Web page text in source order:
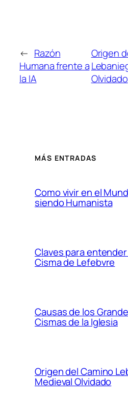
← Razón
Humana frente a
la IA
Origen
Olvidado
MÁS ENTRADAS
Como vivir en el
siendo Humanista
Claves para
Cisma de Lefebvre
Causas de los
Cismas de la Iglesia
Origen del Camino
Medieval Olvidado